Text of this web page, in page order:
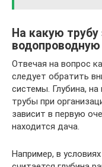
На какую
водопроводную
Отвечая на вопрос
следует обратить
системы. Глубина,
трубы при
зависит в первую
находится дача.
Например, в